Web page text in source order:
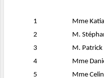
1
Mme
2
M.
3
M. Patrick
4
Mme
5
Mme